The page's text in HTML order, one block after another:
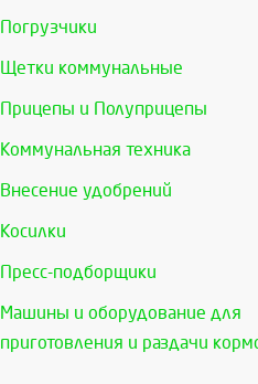
Погрузчики
Щетки коммунальные
Прицепы и Полуприцепы
Коммунальная техника
Внесение удобрений
Косилки
Пресс-подборщики
Машины и оборудование для
приготовления и раздачи